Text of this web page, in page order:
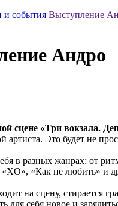
и события Выступление
Андро
сцене «Три вокзала.
артиста. Это будет не
в разных жанрах: от
«Как не любить» и
на сцену,
для себя новое и